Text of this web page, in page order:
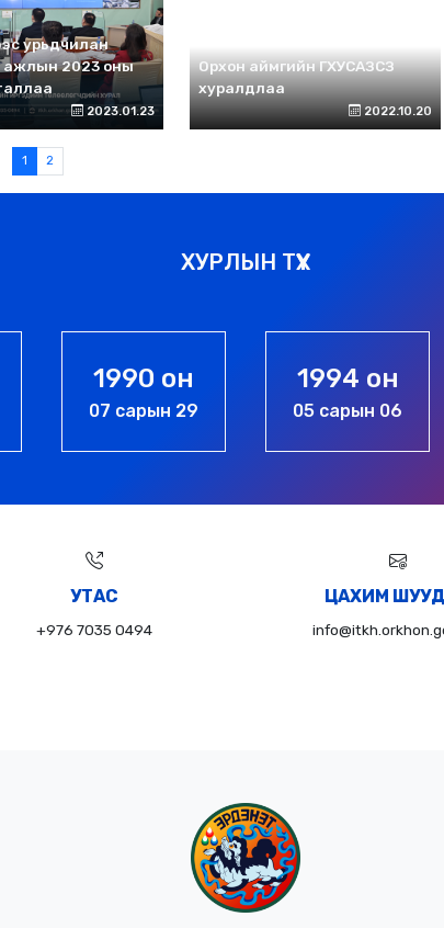
урьдчилан
ажлын 2023 оны
2023.01.23
Орхон аймгийн ГХУСАЗСЗ
хуралдлаа
2022.10.20
1 2
ХУРЛЫН ТҮҮХ
1990 он
07 сарын 29
1994 он
05 сарын 06
УТАС
+976 7035 0494
ЦАХИМ